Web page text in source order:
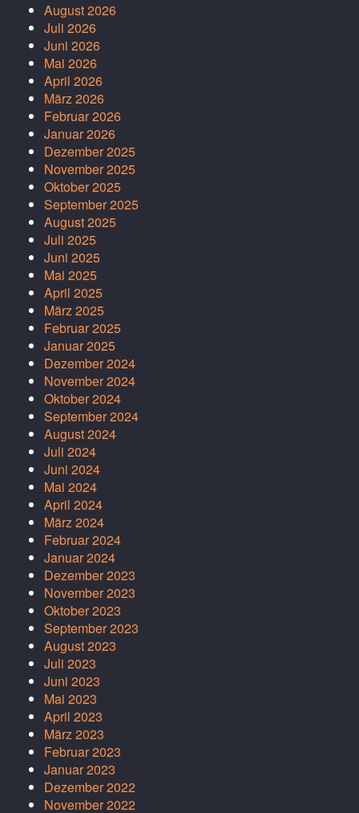
August 2026
Juli 2026
Juni 2026
Mai 2026
April 2026
März 2026
Februar 2026
Januar 2026
Dezember 2025
November 2025
Oktober 2025
September 2025
August 2025
Juli 2025
Juni 2025
Mai 2025
April 2025
März 2025
Februar 2025
Januar 2025
Dezember 2024
November 2024
Oktober 2024
September 2024
August 2024
Juli 2024
Juni 2024
Mai 2024
April 2024
März 2024
Februar 2024
Januar 2024
Dezember 2023
November 2023
Oktober 2023
September 2023
August 2023
Juli 2023
Juni 2023
Mai 2023
April 2023
März 2023
Februar 2023
Januar 2023
Dezember 2022
November 2022